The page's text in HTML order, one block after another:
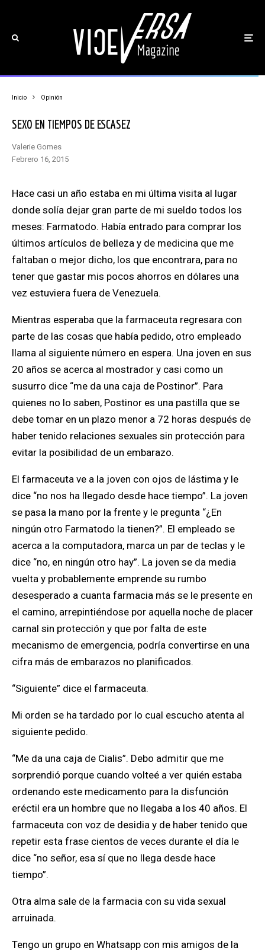
Inicio Opinión
SEXO EN TIEMPOS DE ESCASEZ
Valerie Gomes
febrero 16, 2015
Hace casi un año estaba en mi última visita al lugar
donde solía dejar gran parte de mi sueldo todos los
meses: Farmatodo. Había entrado para comprar los
últimos artículos de belleza y de medicina que me
faltaban o mejor dicho, los que encontrara, para no
tener que gastar mis pocos ahorros en dólares una
vez estuviera fuera de Venezuela.
Mientras esperaba que la farmaceuta regresara con
parte de las cosas que había pedido, otro empleado
llama al siguiente número en espera. Una joven en sus
20 años se acerca al mostrador y casi como un
susurro dice “me da una caja de Postinor”. Para
quienes no lo saben, Postinor es una pastilla que se
debe tomar en un plazo menor a 72 horas después de
haber tenido relaciones sexuales sin protección para
evitar la posibilidad de un embarazo.
El farmaceuta ve a la joven con ojos de lástima y le
dice “no nos ha llegado desde hace tiempo”. La joven
se pasa la mano por la frente y le pregunta “¿En
ningún otro Farmatodo la tienen?”. El empleado se
acerca a la computadora, marca un par de teclas y le
dice “no, en ningún otro hay”. La joven se da media
vuelta y probablemente emprende su rumbo
desesperado a cuanta farmacia más se le presente en
el camino, arrepintiéndose por aquella noche de placer
carnal sin protección y que por falta de este
mecanismo de emergencia, podría convertirse en una
cifra más de embarazos no planificados.
“Siguiente” dice el farmaceuta.
Mi orden se ha tardado por lo cual escucho atenta al
siguiente pedido.
“Me da una caja de Cialis”. Debo admitir que me
sorprendió porque cuando volteé a ver quién estaba
ordenando este medicamento para la disfunción
eréctil era un hombre que no llegaba a los 40 años. El
farmaceuta con voz de desidia y de haber tenido que
repetir esta frase cientos de veces durante el día le
dice “no señor, esa sí que no llega desde hace
tiempo”.
Otra alma sale de la farmacia con su vida sexual
arruinada.
Tengo un grupo en Whatsapp con mis amigos de la